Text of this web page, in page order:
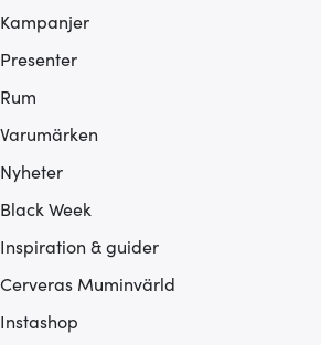
Kampanjer
Presenter
Rum
Varumärken
Nyheter
Black Week
Inspiration & guider
Cerveras Muminvärld
Instashop